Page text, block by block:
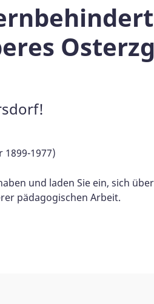
1977)
und laden Sie ein, sich
pädagogischen Arbeit.